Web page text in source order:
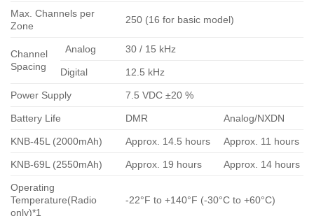
Max. Channels per
Zone
250 (16 for basic model)
Channel
Spacing
Analog 30 / 15 kHz
Digital 12.5 kHz
Power Supply 7.5 VDC ±20 %
Battery Life DMR Analog/NXDN
KNB-45L (2000mAh) Approx. 14.5 hours Approx. 11 hours
KNB-69L (2550mAh) Approx. 19 hours Approx. 14 hours
Operating
Temperature(Radio
only)*1
-22°F to +140°F (-30°C to +60°C)